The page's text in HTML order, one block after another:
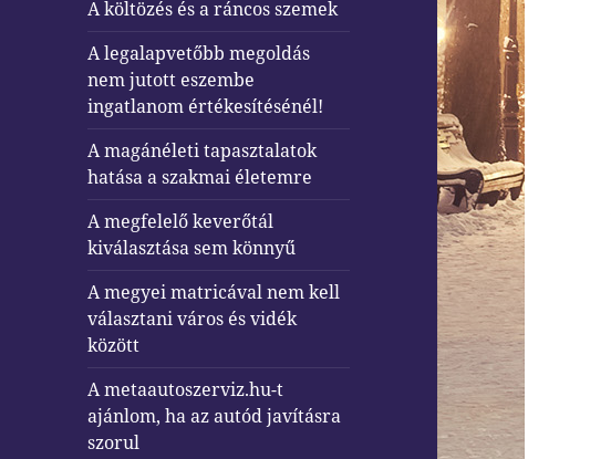
A költözés és a ráncos szemek
A legalapvetőbb megoldás
nem jutott eszembe
ingatlanom értékesítésénél!
A magánéleti tapasztalatok
hatása a szakmai életemre
A megfelelő keverőtál
kiválasztása sem könnyű
A megyei matricával nem kell
választani város és vidék
között
A metaautoszerviz.hu-t
ajánlom, ha az autód javításra
szorul